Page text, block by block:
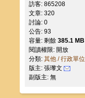
訪客: 865208
文章: 320
討論: 0
公告: 93
容量: 剩餘 385.1 MB
閱讀權限: 開放
分類: 其他 / 行政單位
版主: 張瓈文
副版主: 無